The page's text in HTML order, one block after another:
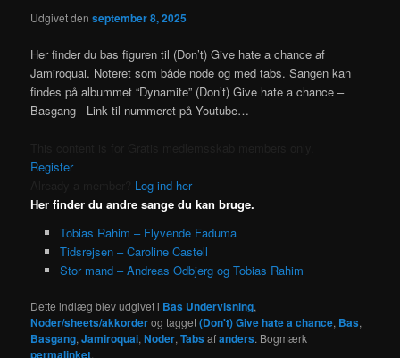
Udgivet denseptember 8, 2025
Her finder du bas figuren til (Don’t) Give hate a chance af
Jamiroquai. Noteret som både node og med tabs. Sangen kan
findes på albummet “Dynamite” (Don’t) Give hate a chance –
Basgang Link til nummeret på Youtube…
Register
Log ind her
Her finder du andre sange du kan bruge.
Tobias Rahim – Flyvende Faduma
Tidsrejsen – Caroline Castell
Stor mand – Andreas Odbjerg og Tobias Rahim
Dette indlæg blev udgivet i Bas Undervisning,
Noder/sheets/akkorderog tagget(Don't) Give hate a chance, Bas,
Basgang,Jamiroquai,Noder,Tabsafanders. Bogmærk
permalinket.